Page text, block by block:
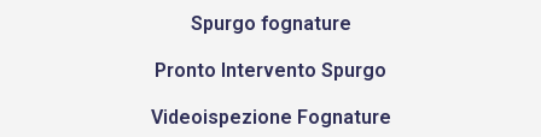
Spurgo fognature
Pronto Intervento Spurgo
Videoispezione Fognature